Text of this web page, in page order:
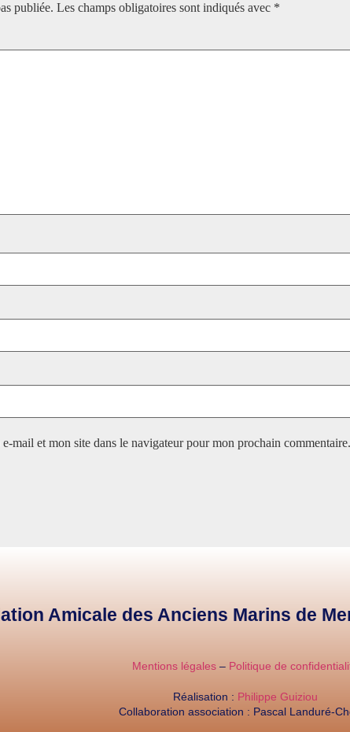
publiée. Les champs obligatoires sont indiqués avec *
mail et mon site dans le navigateur pour mon prochain commentaire.
Amicale des Anciens Marins de
Mentions légales – Politique de
Réalisation : Philippe Guiziou
Collaboration association : Pascal Landuré-